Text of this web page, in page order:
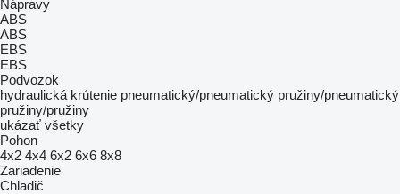
Nápravy
ABS
ABS
EBS
EBS
Podvozok
hydraulická krútenie pneumatický/pneumatický pružiny/pneumatický
pružiny/pružiny
ukázať všetky
Pohon
4x2 4x4 6x2 6x6 8x8
Zariadenie
Chladič